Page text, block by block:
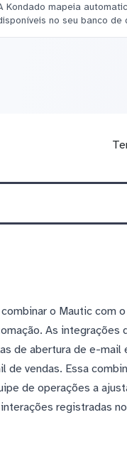
Kondado mapeia
no seu banco de
o Mautic com
As integrações
de abertura de e-
de vendas. Essa
de operações a
registradas